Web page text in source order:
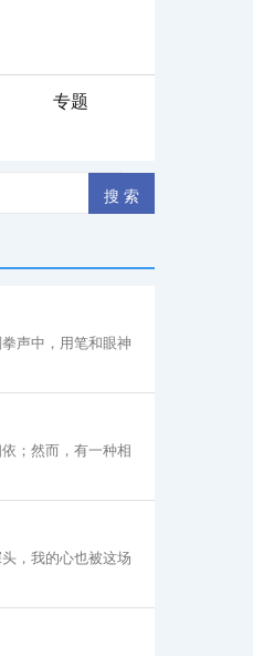
专题
声中，用笔和眼神
；然而，有一种相
，我的心也被这场